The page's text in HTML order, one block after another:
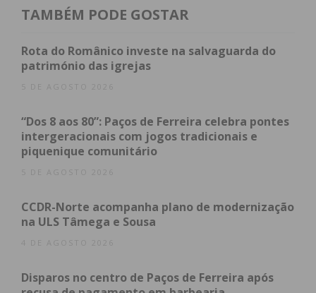
Segundo a nota enviada à imprensa, a declaração
do grau de prontidão e resposta operacional por
parte da GNR e da PSP”, com operações de
vigilância, fiscalização, patrulhamentos dissuasores
Também as equipas de emergência médica, saúde
pública e apoio psicossocial vão ter um maior grau
sapadores e o Corpo Nacional de Agentes
Florestais e dos Vigilantes da Natureza.
adotar medidas preventivas e especiais de reação
TAMBÉM PODE GOSTAR
Rota do Românico investe na salvaguarda do
património das igrejas
5 DE AGOSTO 2026
“Dos 8 aos 80”: Paços de Ferreira celebra pontes
intergeracionais com jogos tradicionais e
piquenique comunitário
5 DE AGOSTO 2026
CCDR-Norte acompanha plano de modernização
na ULS Tâmega e Sousa
4 DE AGOSTO 2026
Disparos no centro de Paços de Ferreira após